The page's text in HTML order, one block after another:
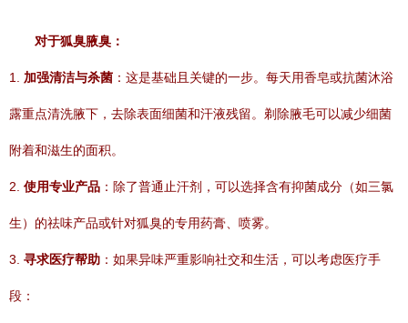
对于狐臭腋臭：
1. 加强清洁与杀菌 ：这是基础且关键的一步。每天用香皂或抗菌沐浴
露重点清洗腋下，去除表面细菌和汗液残留。剃除腋毛可以减少细菌
附着和滋生的面积。
2. 使用专业产品 ：除了普通止汗剂，可以选择含有抑菌成分（如三氯
生）的祛味产品或针对狐臭的专用药膏、喷雾。
3. 寻求医疗帮助 ：如果异味严重影响社交和生活，可以考虑医疗手
段：